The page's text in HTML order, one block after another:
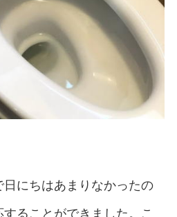
にちはあまりなかったの
ることができました。こ